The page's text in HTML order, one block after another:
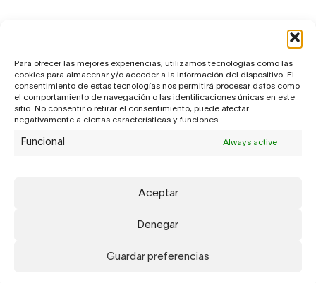
Para ofrecer las mejores experiencias, utilizamos tecnologías como las
cookies para almacenar y/o acceder a la información del dispositivo. El
consentimiento de estas tecnologías nos permitirá procesar datos como
el comportamiento de navegación o las identificaciones únicas en este
sitio. No consentir o retirar el consentimiento, puede afectar
negativamente a ciertas características y funciones.
Funcional Always active
Aceptar
Denegar
Guardar preferencias